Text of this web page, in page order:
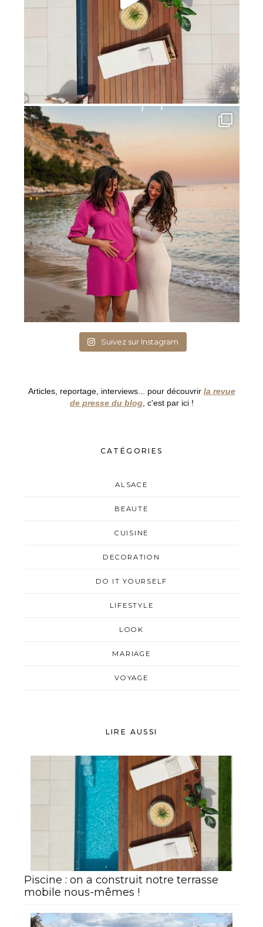
Suivez sur Instagram
Articles, reportage, interviews... pour découvrir la revue
de presse du blog, c'est par ici !
CATÉGORIES
ALSACE
BEAUTE
CUISINE
DECORATION
DO IT YOURSELF
LIFESTYLE
LOOK
MARIAGE
VOYAGE
LIRE AUSSI
Piscine : on a construit notre terrasse
mobile nous-mêmes !